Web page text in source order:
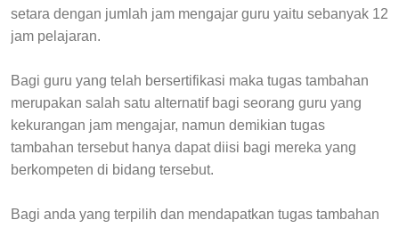
setara dengan jumlah jam mengajar guru yaitu sebanyak 12
jam pelajaran.
Bagi guru yang telah bersertifikasi maka tugas tambahan
merupakan salah satu alternatif bagi seorang guru yang
kekurangan jam mengajar, namun demikian tugas
tambahan tersebut hanya dapat diisi bagi mereka yang
berkompeten di bidang tersebut.
Bagi anda yang terpilih dan mendapatkan tugas tambahan